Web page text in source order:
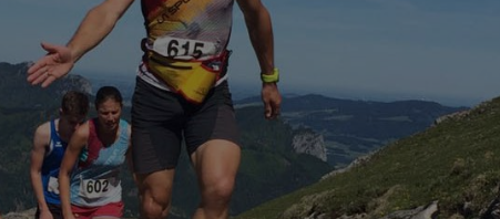
Essen & Trinken
Outdoor & Sport
Gesundheit
Nachhaltigkeit
Sehenswürdig
Kunst & Kultur
Brauchtum
Lifestyle
Hotel & Reise
Archiv
Februar
März
April